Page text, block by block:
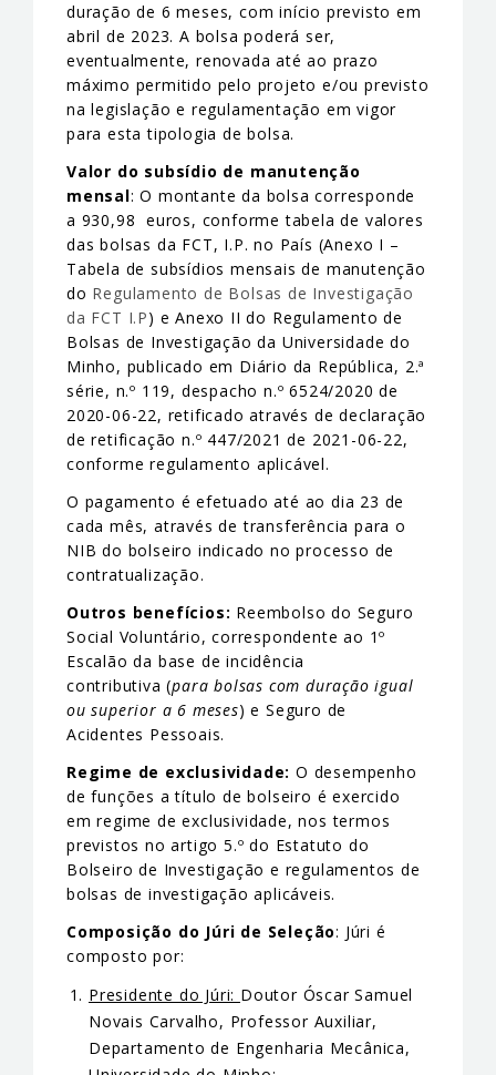
duração de 6 meses, com início previsto em
abril de 2023. A bolsa poderá ser,
eventualmente, renovada até ao prazo
máximo permitido pelo projeto e/ou previsto
na legislação e regulamentação em vigor
para esta tipologia de bolsa.
Valor do subsídio de manutenção
mensal: O montante da bolsa corresponde
a 930,98 euros, conforme tabela de valores
das bolsas da FCT, I.P. no País (Anexo I –
Tabela de subsídios mensais de manutenção
do Regulamento de Bolsas de Investigação
da FCT I.P) e Anexo II do Regulamento de
Bolsas de Investigação da Universidade do
Minho, publicado em Diário da República, 2.ª
série, n.º 119, despacho n.º 6524/2020 de
2020-06-22, retificado através de declaração
de retificação n.º 447/2021 de 2021-06-22,
conforme regulamento aplicável.
O pagamento é efetuado até ao dia 23 de
cada mês, através de transferência para o
NIB do bolseiro indicado no processo de
contratualização.
Outros benefícios: Reembolso do Seguro
Social Voluntário, correspondente ao 1º
Escalão da base de incidência
contributiva (para bolsas com duração igual
ou superior a 6 meses) e Seguro de
Acidentes Pessoais.
Regime de exclusividade: O desempenho
de funções a título de bolseiro é exercido
em regime de exclusividade, nos termos
previstos no artigo 5.º do Estatuto do
Bolseiro de Investigação e regulamentos de
bolsas de investigação aplicáveis.
Composição do Júri de Seleção: Júri é
composto por:
Presidente do Júri: Doutor Óscar Samuel
Novais Carvalho, Professor Auxiliar,
Departamento de Engenharia Mecânica,